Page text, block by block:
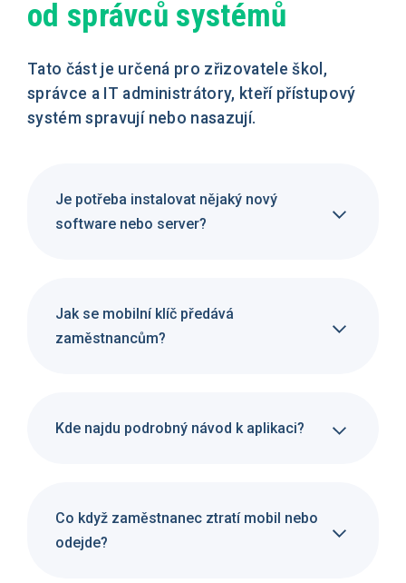
od správců systémů
Tato část je určená pro zřizovatele škol,
správce a IT administrátory, kteří přístupový
systém spravují nebo nasazují.
Je potřeba instalovat nějaký nový
software nebo server?
Jak se mobilní klíč předává
zaměstnancům?
Kde najdu podrobný návod k aplikaci?
Co když zaměstnanec ztratí mobil nebo
odejde?